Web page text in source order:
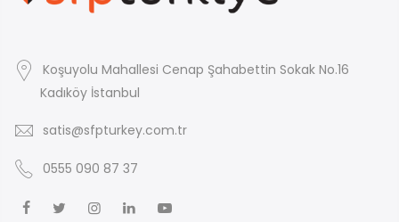
Koşuyolu Mahallesi Cenap Şahabettin Sokak No.16
Kadıköy İstanbul
satis@sfpturkey.com.tr
0555 090 87 37